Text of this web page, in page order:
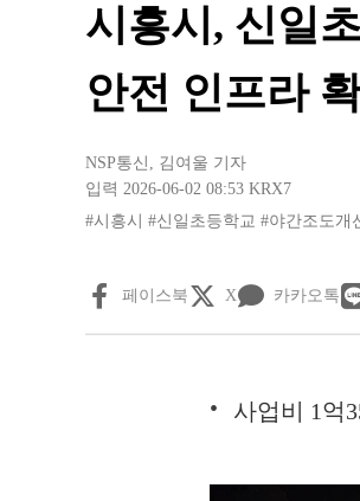
시흥시, 신일
안전 인프라
NSP통신 , 김여울 기자
입력 2026-06-02 08:53 KRX7
#시흥시
#신일초등학교 #야간조도개
페이스북 X 카카오톡
사업비 1억